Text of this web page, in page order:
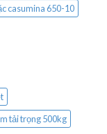
casumina 650-10
tải trọng 500kg